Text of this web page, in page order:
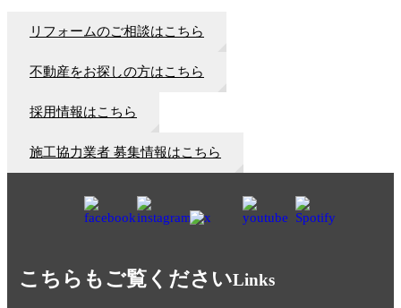
リフォームのご相談はこちら
不動産をお探しの方はこちら
採用情報はこちら
施工協力業者 募集情報はこちら
こちらもご覧くださいLinks